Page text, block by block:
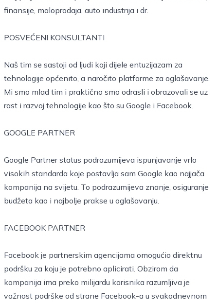
finansije, maloprodaja, auto industrija i dr.
POSVEĆENI KONSULTANTI
Naš tim se sastoji od ljudi koji dijele entuzijazam za
tehnologije općenito, a naročito platforme za oglašavanje.
Mi smo mlad tim i praktično smo odrasli i obrazovali se uz
rast i razvoj tehnologije kao što su Google i Facebook.
GOOGLE PARTNER
Google Partner status podrazumijeva ispunjavanje vrlo
visokih standarda koje postavlja sam Google kao najjača
kompanija na svijetu. To podrazumijeva znanje, osiguranje
budžeta kao i najbolje prakse u oglašavanju.
FACEBOOK PARTNER
Facebook je partnerskim agencijama omogućio direktnu
podršku za koju je potrebno aplicirati. Obzirom da
kompanija ima preko milijardu korisnika razumljiva je
važnost podrške od strane Facebook-a u svakodnevnom